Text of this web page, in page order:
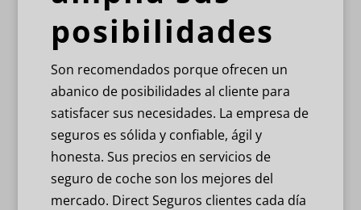
posibilidades
Son recomendados porque ofrecen un
abanico de posibilidades al cliente para
satisfacer sus necesidades. La empresa de
seguros es sólida y confiable, ágil y
honesta. Sus precios en servicios de
seguro de coche son los mejores del
mercado. Direct Seguros clientes cada día